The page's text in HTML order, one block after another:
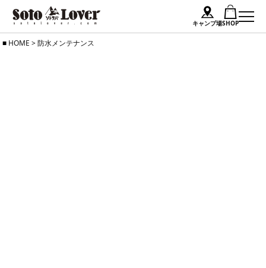
キャンプ場SHOP
SkipHOME >防水メンテナンス